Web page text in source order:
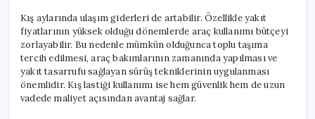
Kış aylarında ulaşım giderleri de artabilir. Özellikle yakıt
fiyatlarının yüksek olduğu dönemlerde araç kullanımı bütçeyi
zorlayabilir. Bu nedenle mümkün olduğunca toplu taşıma
tercih edilmesi, araç bakımlarının zamanında yapılması ve
yakıt tasarrufu sağlayan sürüş tekniklerinin uygulanması
önemlidir. Kış lastiği kullanımı ise hem güvenlik hem de uzun
vadede maliyet açısından avantaj sağlar.